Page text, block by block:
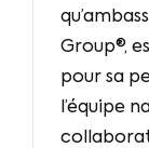
Group®,
pour sa
l’équipe